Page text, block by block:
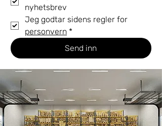
nyhetsbrev
personvern *
Send inn